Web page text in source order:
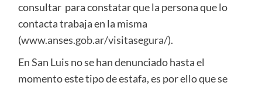
consultar para constatar que la persona que lo
contacta trabaja en la misma
(www.anses.gob.ar/visitasegura/).
En San Luis no se han denunciado hasta el
momento este tipo de estafa, es por ello que se